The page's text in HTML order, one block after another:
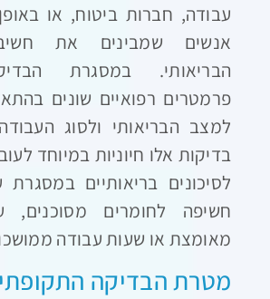
עבודה, חברות ביטוח, או
אנשים שמבינים את
הבריאותי. במסגרת
פרמטרים רפואיים שונים
למצב הבריאותי ולסוג
בדיקות אלו חיוניות במיוחד
לסיכונים בריאותיים
חשיפה לחומרים מסוכנים,
מאומצת או שעות עבודה
מטרת הבדיקה